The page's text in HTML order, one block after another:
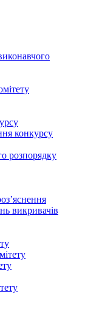
конкурсу
розпорядку
викривачів